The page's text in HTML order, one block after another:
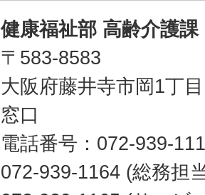
健康福祉部 高齢介護課
〒583-8583
大阪府藤井寺市岡1丁
窓口
電話番号：072-939-
072-939-1164 (総務担